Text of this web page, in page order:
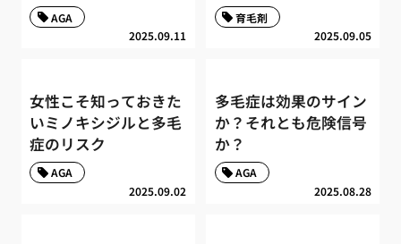
2025.09.11
AGA
2025.09.05
育毛剤
女性こそ知っておきた
いミノキシジルと多毛
症のリスク
2025.09.02
AGA
多毛症は効果のサイン
か？それとも危険信号
か？
2025.08.28
AGA